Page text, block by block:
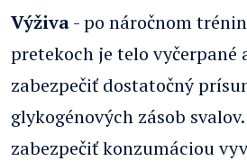
Výživa- po náročnom
pretekoch je telo vyčerpané
zabezpečiť dostatočný
glykogénových zásob
zabezpečiť konzumáciou